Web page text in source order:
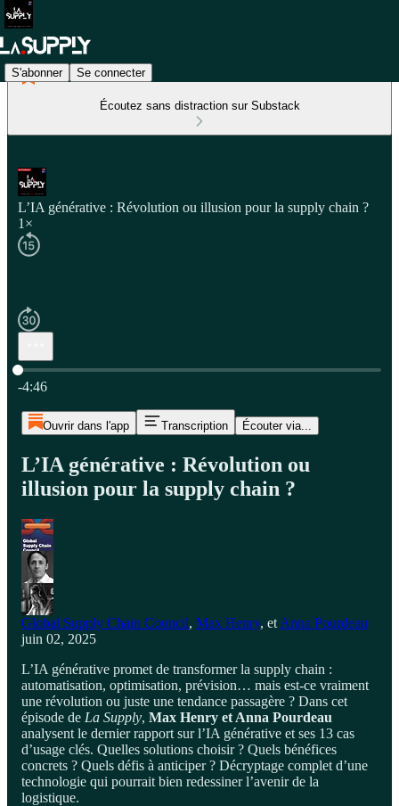
S'abonner Se connecter
Écoutez sans distraction sur Substack
L’IA générative : Révolution ou illusion pour la supply chain ?
1×
Heure actuelle: 0:00 / Temps total: -4:46
-4:46
Ouvrir dans l'app Transcription Écouter via...
L’IA générative : Révolution ou
illusion pour la supply chain ?
Global Supply Chain Council, Max Henry, et Anna Pourdeau
juin 02, 2025
L’IA générative promet de transformer la supply chain :
automatisation, optimisation, prévision… mais est-ce vraiment
une révolution ou juste une tendance passagère ? Dans cet
épisode de La Supply, Max Henry et Anna Pourdeau
analysent le dernier rapport sur l’IA générative et ses 13 cas
d’usage clés. Quelles solutions choisir ? Quels bénéfices
concrets ? Quels défis à anticiper ? Décryptage complet d’une
technologie qui pourrait bien redessiner l’avenir de la
logistique.